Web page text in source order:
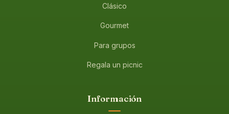
Clásico
Gourmet
Para grupos
Regala un picnic
Información